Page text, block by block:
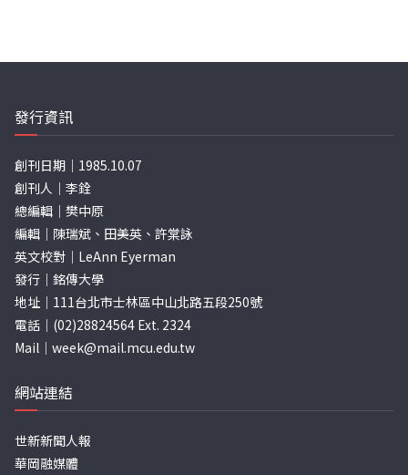
發行資訊
創刊日期｜1985.10.07
創刊人｜李銓
總編輯｜樊中原
編輯｜陳瑞斌、田美英、許棠詠
英文校對｜LeAnn Eyerman
發行｜銘傳大學
地址｜111台北市士林區中山北路五段250號
電話｜(02)28824564 Ext. 2324
Mail｜ week@mail.mcu.edu.tw
網站連結
世新新聞人報
華岡融媒體